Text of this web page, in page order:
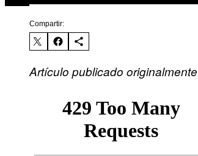
Compartir:
Artículo publicado